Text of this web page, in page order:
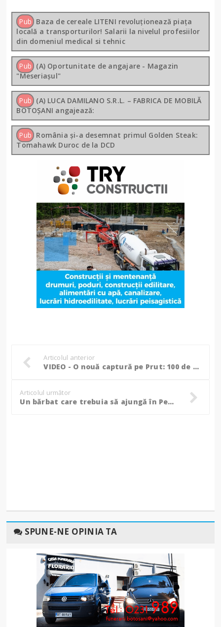
Pub Baza de cereale LITENI revoluționează piața
locală a transporturilor! Salarii la nivelul profesiilor
din domeniul medical si tehnic
Pub (A) Oportunitate de angajare - Magazin
"Meseriașul"
Pub (A) LUCA DAMILANO S.R.L. – FABRICA DE MOBILĂ
BOTOȘANI angajează:
Pub România și-a desemnat primul Golden Steak:
Tomahawk Duroc de la DCD
Articolul anterior
VIDEO - O nouă captură pe Prut: 100 de metri de plase ilegale scoase din apă
Articolul următor
Un bărbat care trebuia să ajungă în Penitenciarul Botoșani a sărit pe geam și a fugit în pădure, cu polițiștii după el!
SPUNE-NE OPINIA TA